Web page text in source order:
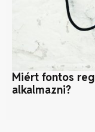
Miért fontos
alkalmazni?